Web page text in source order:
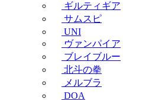
ギルティギア
サムスピ
UNI
ヴァンパイア
ブレイブルー
北斗の拳
メルブラ
DOA